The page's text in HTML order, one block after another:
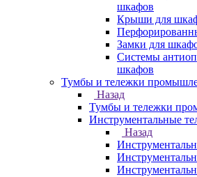
шкафов
Крыши для
Замки для
Системы
шкафов
Тумбы и тележки
Назад
Тумбы и тележки
Инструментальные
Назад